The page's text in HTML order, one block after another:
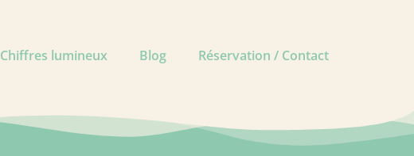
Chiffres lumineux Blog Réservation / Contact